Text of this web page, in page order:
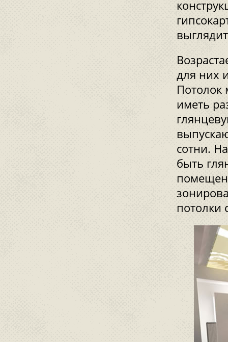
для них
Потолок
иметь
сотни.
быть
потолки